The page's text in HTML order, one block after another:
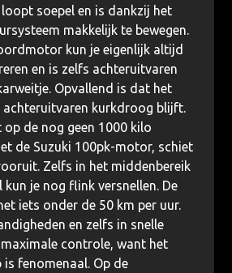
soepel en is dankzij het
makkelijk te bewegen.
kun je eigenlijk altijd
en is zelfs achteruitvaren
Opvallend is dat het
achteruitvaren kurkdroog blijft.
op de nog geen 1000 kilo
de Suzuki 100pk-motor, schiet
Zelfs in het middenbereik
je nog flink versnellen. De
iets onder de 50 km per uur.
en zelfs in snelle
controle, want het
fenomenaal. Op de